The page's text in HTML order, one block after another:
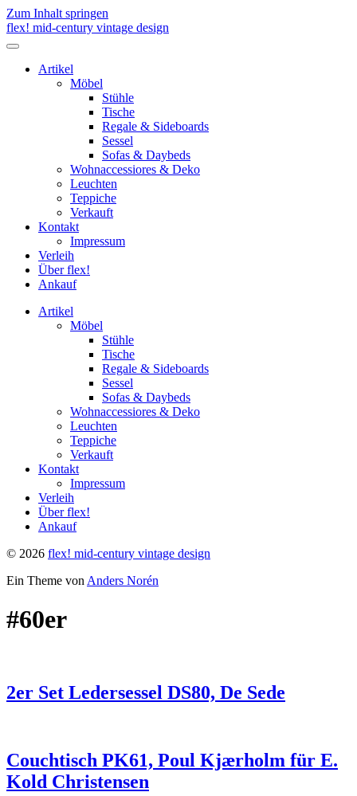
Zum Inhalt springen
flex! mid-century vintage design
Menü
umschalten
Artikel
Möbel
Stühle
Tische
Regale & Sideboards
Sessel
Sofas & Daybeds
Wohnaccessiores & Deko
Leuchten
Teppiche
Verkauft
Kontakt
Impressum
Verleih
Über flex!
Ankauf
Artikel
Möbel
Stühle
Tische
Regale & Sideboards
Sessel
Sofas & Daybeds
Wohnaccessiores & Deko
Leuchten
Teppiche
Verkauft
Kontakt
Impressum
Verleih
Über flex!
Ankauf
© 2026 flex! mid-century vintage design
Ein Theme von Anders Norén
#60er
2er Set Ledersessel DS80, De Sede
Couchtisch PK61, Poul Kjærholm für E.
Kold Christensen